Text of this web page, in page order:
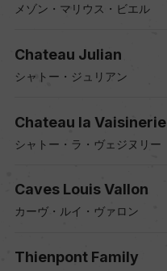
メゾン・マリウス・ビエル
Chateau Julian
シャトー・ジュリアン
Chateau la Vaisinerie
シャトー・ラ・ヴェジヌリー
Caves Louis Vallon
カーヴ・ルイ・ヴァロン
Thienpont Family